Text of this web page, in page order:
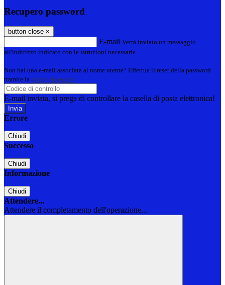
Recupero password
button close ×
E-mail Verrà inviato un messaggio
all'indirizzo indicato con le istruzioni necessarie.
Non hai una e-mail associata al nome utente? Effettua il reset della password
tramite la Login Spaggiari
E-mail inviata, si prega di controllare la casella di posta elettronica!
Errore
Chiudi
Successo
Chiudi
Informazione
Chiudi
Attendere...
Attendere il completamento dell'operazione...